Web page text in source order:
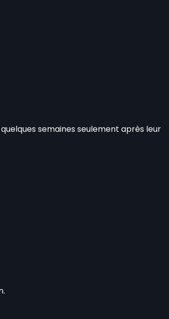
semaines seulement après leur